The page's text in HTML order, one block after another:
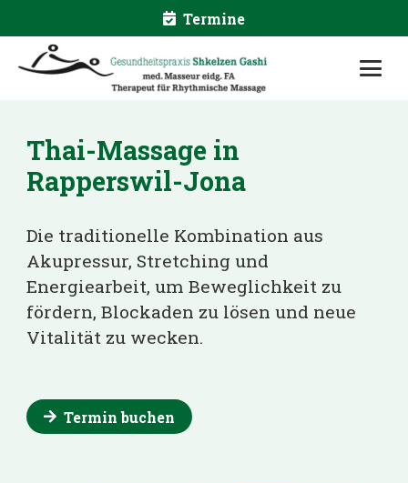
Termine
Thai-Massage in
Rapperswil-Jona
Die traditionelle Kombination aus
Akupressur, Stretching und
Energiearbeit, um Beweglichkeit zu
fördern, Blockaden zu lösen und neue
Vitalität zu wecken.
Termin buchen